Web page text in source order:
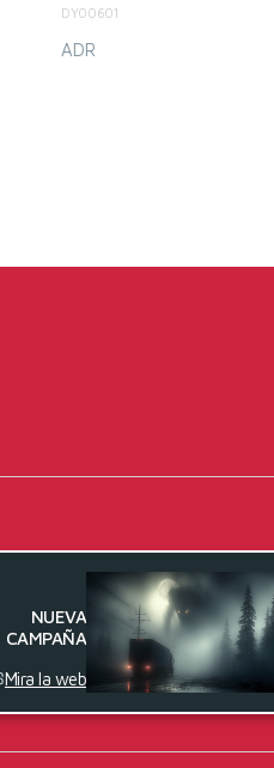
NUEVA
CAMPAÑA
Mira la web
DY00601
ADR